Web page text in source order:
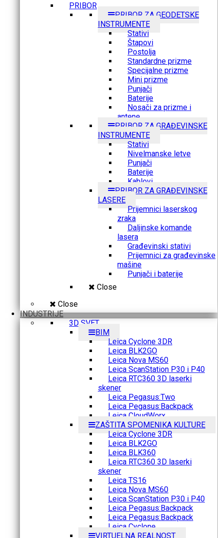
PRIBOR
PRIBOR ZA GEODETSKE
INSTRUMENTE
Stativi
Štapovi
Postolja
Standardne prizme
Specijalne prizme
Mini prizme
Punjači
Baterije
Nosači za prizme i
antene
PRIBOR ZA GRAĐEVINSKE
INSTRUMENTE
Stativi
Nivelmanske letve
Punjači
Baterije
Kablovi
PRIBOR ZA GRAĐEVINSKE
LASERE
Prijemnici laserskog
zraka
Daljinske komande
lasera
Građevinski stativi
Prijemnici za građevinske
mašine
Punjači i baterije
Close
Close
INDUSTRIJE
3D SVET
BIM
Leica Cyclone 3DR
Leica BLK2GO
Leica Nova MS60
Leica ScanStation P30 i P40
Leica RTC360 3D laserki
skener
Leica Pegasus:Two
Leica Pegasus:Backpack
Leica CloudWorx
ZAŠTITA SPOMENIKA KULTURE
Leica Cyclone 3DR
Leica BLK2GO
Leica BLK360
Leica RTC360 3D laserki
skener
Leica TS16
Leica Nova MS60
Leica ScanStation P30 i P40
Leica Pegasus:Backpack
Leica Pegasus:Backpack
Leica Cyclone
VIRTUELNA REALNOST